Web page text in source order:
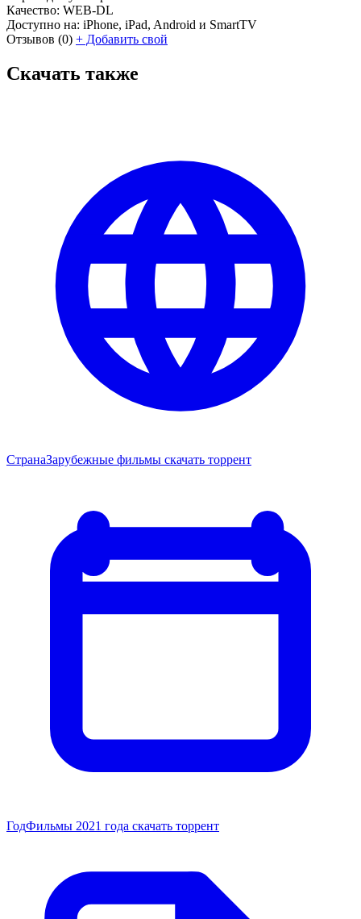
Качество: WEB-DL
Доступно на: iPhone, iPad, Android и SmartTV
Отзывов (0) + Добавить свой
Скачать также
СтранаЗарубежные фильмы скачать торрент
ГодФильмы 2021 года скачать торрент